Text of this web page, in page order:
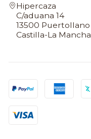
Hipercaza
C/aduana 14
13500 Puertollano
Castilla-La